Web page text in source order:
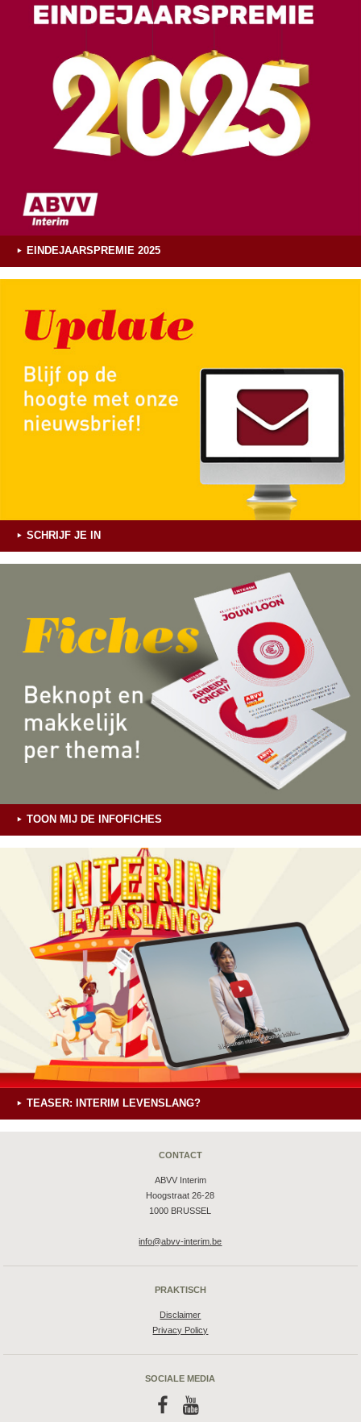
EINDEJAARSPREMIE 2025
SCHRIJF JE IN
TOON MIJ DE INFOFICHES
TEASER: INTERIM LEVENSLANG?
CONTACT
ABVV Interim
Hoogstraat 26-28
1000 BRUSSEL
info@abvv-interim.be
PRAKTISCH
Disclaimer
Privacy Policy
SOCIALE MEDIA
f y